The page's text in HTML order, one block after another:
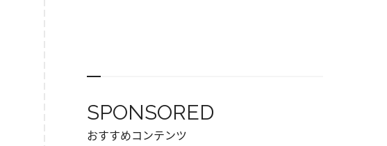
SPONSORED
おすすめコンテンツ